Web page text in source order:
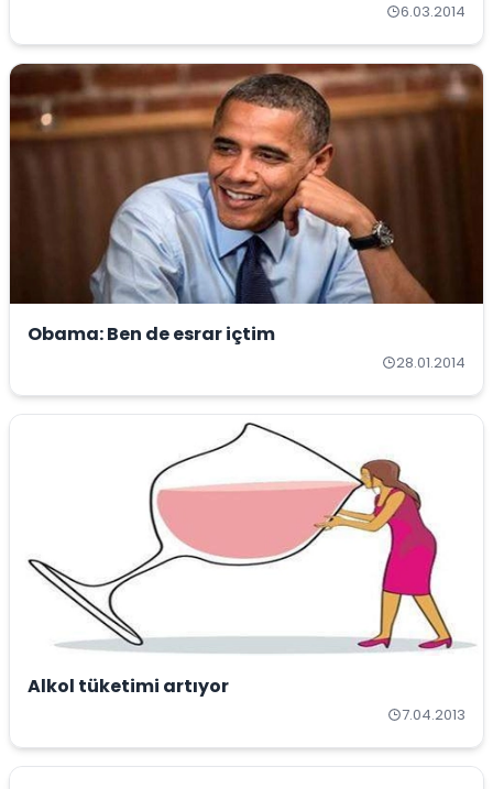
6.03.2014
Obama: Ben de esrar içtim
28.01.2014
Alkol tüketimi artıyor
7.04.2013